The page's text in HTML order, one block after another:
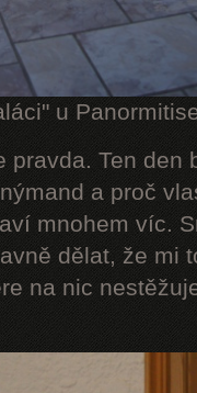
u
pravda. Ten den
a proč
mnohem víc.
dělat, že mi
na nic